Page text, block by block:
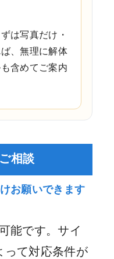
は写真だけ・
、無理に解体
含めてご案内
相談
お願いできます
能です。サイ
って対応条件が